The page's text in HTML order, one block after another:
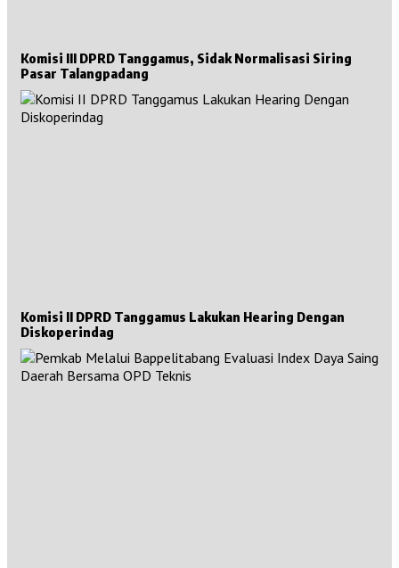
Komisi III DPRD Tanggamus, Sidak Normalisasi Siring
Pasar Talangpadang
Komisi II DPRD Tanggamus Lakukan Hearing Dengan
Diskoperindag